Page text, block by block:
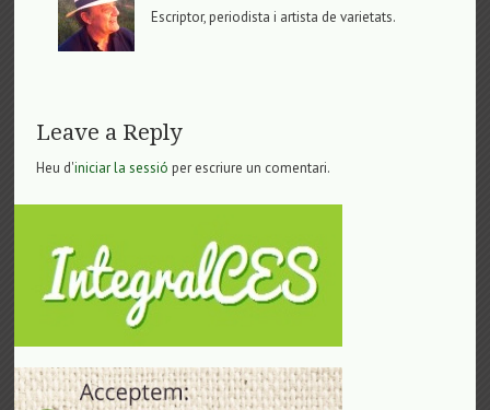
Escriptor, periodista i artista de varietats.
Leave a Reply
Heu d'iniciar la sessió per escriure un comentari.